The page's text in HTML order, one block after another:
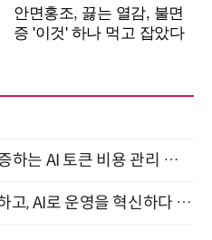
"AI 핀옵스 실전 세미나: 폭증하는 AI 토큰 비용 관리 전략" 8월 21일 개최
[올쇼TV] AI 인프라를 관측하고, AI로 운영을 혁신하다 (8월 11일 생방송)